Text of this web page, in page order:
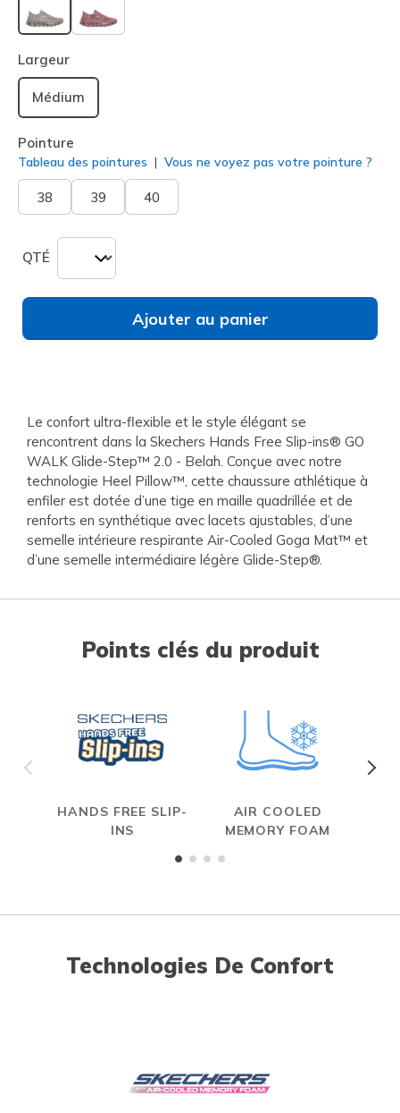
sélectionné
Largeur
Médium
Pointure
Tableau des pointures Vous ne voyez pas votre pointure ?
38 39 40
QTÉ
Ajouter au panier
Le confort ultra-flexible et le style élégant se
rencontrent dans la Skechers Hands Free Slip-ins® GO
WALK Glide-Step™ 2.0 - Belah. Conçue avec notre
technologie Heel Pillow™, cette chaussure athlétique à
enfiler est dotée d’une tige en maille quadrillée et de
renforts en synthétique avec lacets ajustables, d’une
semelle intérieure respirante Air-Cooled Goga Mat™ et
d’une semelle intermédiaire légère Glide-Step®.
Points clés du produit
HANDS FREE SLIP-
INS
AIR COOLED
MEMORY FOAM
Technologies De Confort